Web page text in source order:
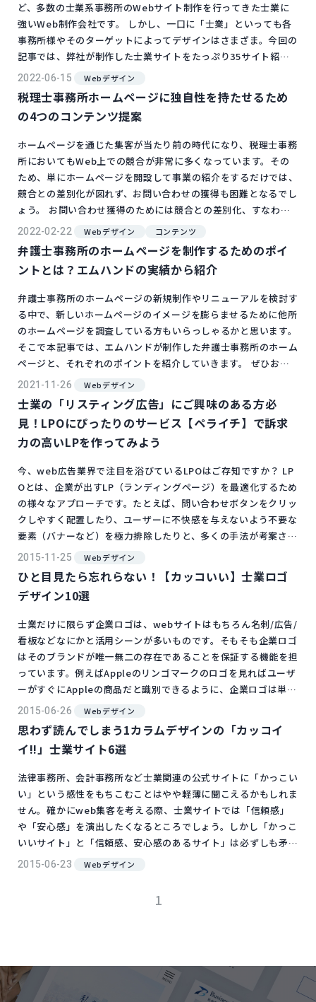
ど、多数の士業系事務所のWebサイト制作を行ってきた士業に
強いWeb制作会社です。 しかし、一口に「士業」といっても各
事務所様やそのターゲットによってデザインはさまざま。今回の
記事では、弊社が制作した士業サイトをたっぷり35サイト紹介
いたします！ 01. TMG法律事務所｜個人再生サポートサイト ht
tps://www.kojin-saisei.jp/ ■POINT 深刻な雰囲気は出さず、
「財産を残し、明るい未来へ」のキャッチコピーの...
2022-06-15 Webデザイン
税理士事務所ホームページに独自性を持たせるため
の4つのコンテンツ提案
ホームページを通じた集客が当たり前の時代になり、税理士事務
所においてもWeb上での競合が非常に多くなっています。その
ため、単にホームページを開設して事業の紹介をするだけでは、
競合との差別化が図れず、お問い合わせの獲得も困難となるでし
ょう。 お問い合わせ獲得のためには競合との差別化、すなわ
ち、税理士事務所の独自性をホームページ上でユーザーに伝える
必要があります。 そこで本記事では、税理士事務所の独自性を
ホームページ上でどのように訴求できるのか、独自性を持たせる
ためのホームページに掲載するコンテンツ...
2022-02-22 Webデザイン コンテンツ
弁護士事務所のホームページを制作するためのポイ
ントとは？エムハンドの実績から紹介
弁護士事務所のホームページの新規制作やリニューアルを検討す
る中で、新しいホームページのイメージを膨らませるために他所
のホームページを調査している方もいらっしゃるかと思います。
そこで本記事では、エムハンドが制作した弁護士事務所のホーム
ページと、それぞれのポイントを紹介していきます。 ぜひお役
立てください。 エムハンド制作の弁護士事務所ホームページの
ジャンル区分 今回ご紹介するにあたり、弁護士事務所ホームペ
ージの目的に応じて下記の2ジャンルに分類しました。 事務所の
サービス内容や強みに加えて、ホー...
2021-11-26 Webデザイン
士業の「リスティング広告」にご興味のある方必
見！LPOにぴったりのサービス【ペライチ】で訴求
力の高いLPを作ってみよう
今、web広告業界で注目を浴びているLPOはご存知ですか？ LP
Oとは、企業が出すLP（ランディングページ）を最適化するため
の様々なアプローチです。たとえば、問い合わせボタンをクリッ
クしやすく配置したり、ユーザーに不快感を与えないよう不要な
要素（バナーなど）を極力排除したりと、多くの手法が考案さ
れ、実績を出しています。 今年からサービス開始したブラウザ
上でホームページを作ってそのまま公開できるサービス【ペライ
チ】を使えば、誰でも無料でLPを作ることができます。このペ
ライチは士業の方々がリスティン...
2015-11-25 Webデザイン
ひと目見たら忘れらない！【カッコいい】士業ロゴ
デザイン10選
士業だけに限らず企業ロゴは、webサイトはもちろん名刺/広告/
看板などなにかと活用シーンが多いものです。そもそも企業ロゴ
はそのブランドが唯一無二の存在であることを保証する機能を担
っています。例えばAppleのリンゴマークのロゴを見ればユーザ
ーがすぐにAppleの商品だと識別できるように、企業ロゴは単な
るファッションではなくクライアントが迷わず自社のサービスや
製品にアクセスできる道しるべにもなるのです。 そこで今回は
ひと目見ただけで印象に残るかっこいい士業ロゴをモチーフ別に
集めてみました。「士業」...
2015-06-26 Webデザイン
思わず読んでしまう1カラムデザインの「カッコイ
イ!!」士業サイト6選
法律事務所、会計事務所など士業関連の公式サイトに「かっこい
い」という感性をもちこむことはやや軽薄に聞こえるかもしれま
せん。確かにweb集客を考える際、士業サイトでは「信頼感」
や「安心感」を演出したくなるところでしょう。しかし「かっこ
いいサイト」と「信頼感、安心感のあるサイト」は必ずしも矛盾
するものではなさそうです。 そんなわけで、今回は海外の士業
り込んだ」という意味でお考えくださ...
2015-06-23 Webデザイン
1